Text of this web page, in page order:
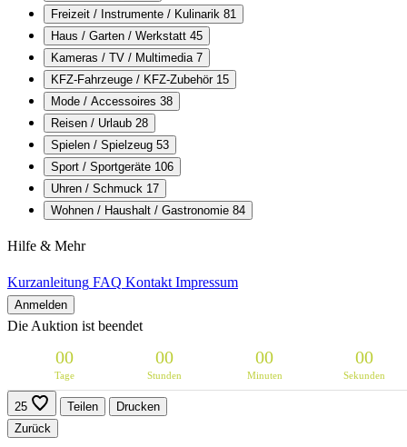
Freizeit / Instrumente / Kulinarik 81
Haus / Garten / Werkstatt 45
Kameras / TV / Multimedia 7
KFZ-Fahrzeuge / KFZ-Zubehör 15
Mode / Accessoires 38
Reisen / Urlaub 28
Spielen / Spielzeug 53
Sport / Sportgeräte 106
Uhren / Schmuck 17
Wohnen / Haushalt / Gastronomie 84
Hilfe & Mehr
Kurzanleitung FAQ Kontakt Impressum
Anmelden
Die Auktion ist beendet
00
Tage
00
Stunden
00
Minuten
00
Sekunden
25 Teilen
Drucken
Zurück